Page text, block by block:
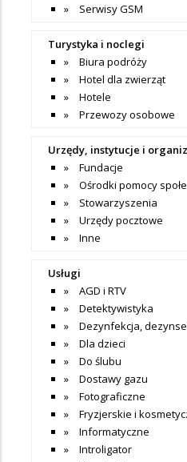
Serwisy GSM
Turystyka i noclegi
Biura podróży
Hotel dla zwierząt
Hotele
Przewozy osobowe
Urzędy, instytucje i
Fundacje
Ośrodki pomocy
Stowarzyszenia
Urzędy pocztowe
Inne
Usługi
AGD i RTV
Detektywistyka
Dezynfekcja,
Dla dzieci
Do ślubu
Dostawy gazu
Fotograficzne
Fryzjerskie i
Informatyczne
Introligator